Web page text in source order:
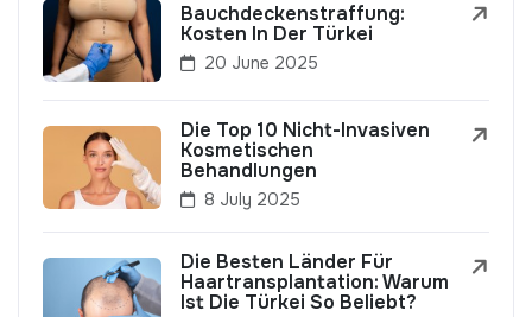
Bauchdeckenstraffung:
Kosten In Der Türkei
20 June 2025
Die Top 10 Nicht-Invasiven
Kosmetischen
Behandlungen
8 July 2025
Die Besten Länder Für
Haartransplantation: Warum
Ist Die Türkei So Beliebt?